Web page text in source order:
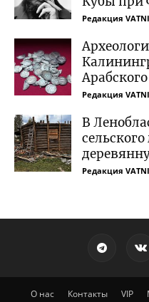
Редакция
Редакция
В
Редакция
О нас Контакты VIP